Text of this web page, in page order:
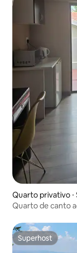
Quarto privativo ⋅
Quarto de canto
Superhost
Superhost